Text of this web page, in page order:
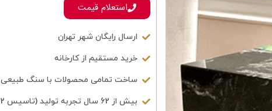
استعلام قیمت
ارسال رایگان شهر تهران
خرید مستقیم از کارخانه
ساخت تمامی محصولات با سنگ طبیعی
بیش از 62 سال تجربه تولید (تاسیس 1342)